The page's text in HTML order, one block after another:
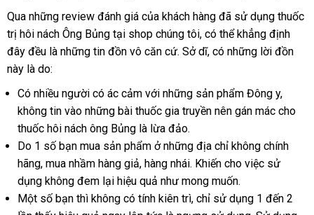
vĩnh
viễn
review
Qua những review đánh giá của khách hàng đã sử dụng thuốc
trị hôi nách Ông Bủng tại shop chúng tôi, có thể khẳng định
đây đều là những tin đồn vô căn cứ. Sở dĩ, có những lời đồn
này là do:
Có nhiều người có ác cảm với những sản phẩm Đông y,
không tin vào những bài thuốc gia truyền nên gán mác cho
thuốc hôi nách ông Bủng là lừa đảo.
Do 1 số bạn mua sản phẩm ở những địa chỉ không chính
hãng, mua nhầm hàng giả, hàng nhái. Khiến cho việc sử
dụng không đem lại hiệu quả như mong muốn.
Một số bạn thì không có tính kiên trì, chỉ sử dụng 1 đến 2